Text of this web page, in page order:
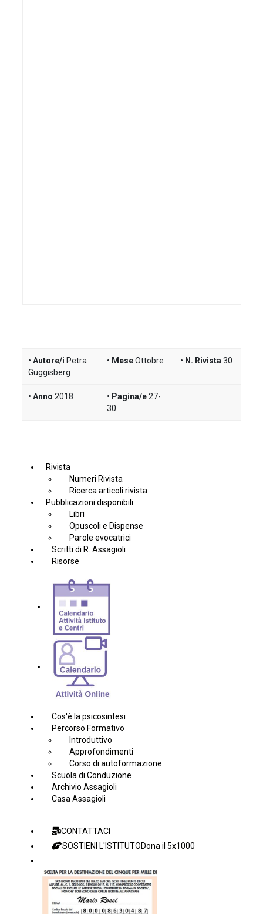
Autore/i Petra
Guggisberg
Mese Ottobre N. Rivista 30
Anno 2018 Pagina/e 27-
30
Rivista
Numeri Rivista
Ricerca articoli rivista
Pubblicazioni disponibili
Libri
Opuscoli e Dispense
Parole evocatrici
Scritti di R. Assagioli
Risorse
Cos'è la psicosintesi
Percorso Formativo
Introduttivo
Approfondimenti
Corso di autoformazione
Scuola di Conduzione
Archivio Assagioli
Casa Assagioli
CONTATTACI
SOSTIENI L'ISTITUTODona il 5x1000